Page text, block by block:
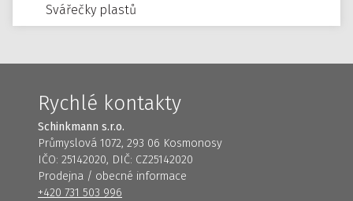
Svářečky plastů
Rychlé kontakty
Schinkmann s.r.o.
Průmyslová 1072, 293 06 Kosmonosy
IČO: 25142020, DIČ: CZ25142020
Prodejna / obecné informace
+420 731 503 996